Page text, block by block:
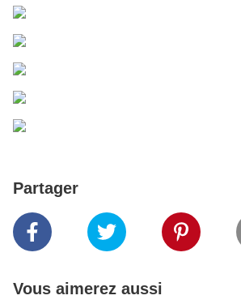
Partager
Vous aimerez aussi